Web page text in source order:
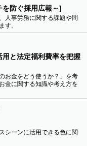
防ぐ採用広報～]
人事労務に関する課題や問
す。
と法定福利費率を把握
お金をどう使うか？」を考
金に関する知識や考え方を
シーンに活用できる色に関